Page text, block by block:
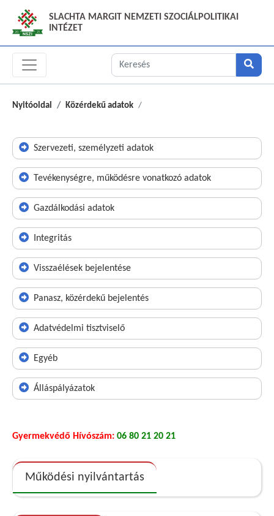
SLACHTA MARGIT NEMZETI SZOCIÁLPOLITIKAI
INTÉZET
Nyitóoldal Közérdekű adatok
Szervezeti, személyzeti adatok
Tevékenységre, működésre vonatkozó adatok
Gazdálkodási adatok
Integritás
Visszaélések bejelentése
Panasz, közérdekű bejelentés
Adatvédelmi tisztviselő
Egyéb
Álláspályázatok
Gyermekvédő Hívószám: 06 80 21 20 21
Működési nyilvántartás